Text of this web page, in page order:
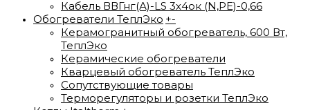
Кабель ВВГнг(А)-LS 3х4ок (N,PE)-0,66
Обогреватели ТеплЭко +-
Керамогранитный обогреватель, 600 Вт,
ТеплЭко
Керамические обогреватели
Кварцевый обогреватель ТеплЭко
Сопутствующие товары
Терморегуляторы и розетки ТеплЭко